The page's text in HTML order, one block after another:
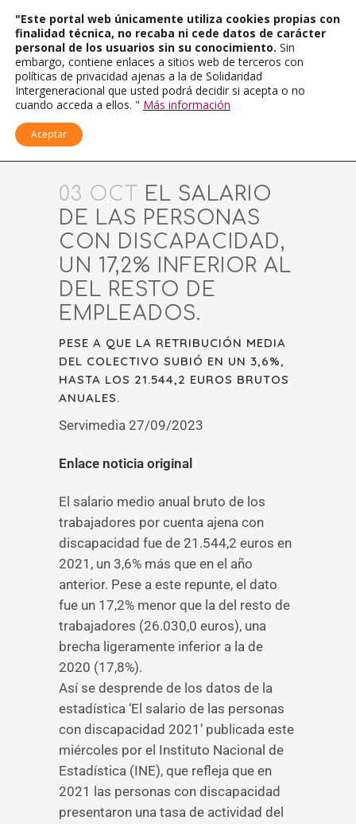
03 OCT
EL SALARIO
DE LAS PERSONAS
CON DISCAPACIDAD,
UN 17,2% INFERIOR AL
DEL RESTO DE
EMPLEADOS.
PESE A QUE LA RETRIBUCIÓN MEDIA
DEL COLECTIVO SUBIÓ EN UN 3,6%,
HASTA LOS 21.544,2 EUROS BRUTOS
ANUALES.
Servimedia 27/09/2023
Enlace noticia original
El salario medio anual bruto de los
trabajadores por cuenta ajena con
discapacidad fue de 21.544,2 euros en
2021, un 3,6% más que en el año
anterior. Pese a este repunte, el dato
fue un 17,2% menor que la del resto de
trabajadores (26.030,0 euros), una
brecha ligeramente inferior a la de
2020 (17,8%).
Así se desprende de los datos de la
estadística ‘El salario de las personas
con discapacidad 2021’ publicada este
miércoles por el Instituto Nacional de
Estadística (INE), que refleja que en
2021 las personas con discapacidad
presentaron una tasa de actividad del
"Este portal web únicamente utiliza cookies propias con
finalidad técnica, no recaba ni cede datos de carácter
personal de los usuarios sin su conocimiento. Sin
embargo, contiene enlaces a sitios web de terceros con
políticas de privacidad ajenas a la de Solidaridad
Intergeneracional que usted podrá decidir si acepta o no
cuando acceda a ellos. " Más información
Aceptar